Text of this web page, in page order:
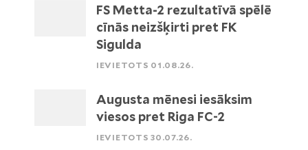
FS Metta-2 rezultatīvā spēlē
cīnās neizšķirti pret FK
Sigulda
IEVIETOTS 01.08.26.
Augusta mēnesi iesāksim
viesos pret Riga FC-2
IEVIETOTS 30.07.26.